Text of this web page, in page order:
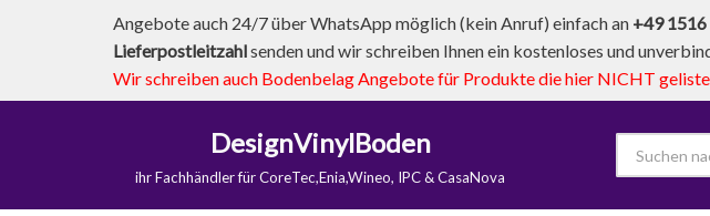
Angebote auch 24/7 über WhatsApp möglich (kein Anruf) einfach an +49
Lieferpostleitzahlsenden und wir schreiben Ihnen ein kostenloses und
Wir schreiben auch Bodenbelag Angebote für Produkte die hier NICHT
DesignVinylBoden
ihr Fachhändler für CoreTec,Enia,Wineo, IPC & CasaNova